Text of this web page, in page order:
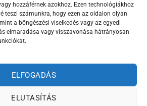
hozzáférnek azokhoz. Ezen technológiákhoz
teszi számunkra, hogy ezen az oldalon olyan
a böngészési viselkedés vagy az egyedi
elmaradása vagy visszavonása hátrányosan
ELFOGADÁS
ELUTASÍTÁS